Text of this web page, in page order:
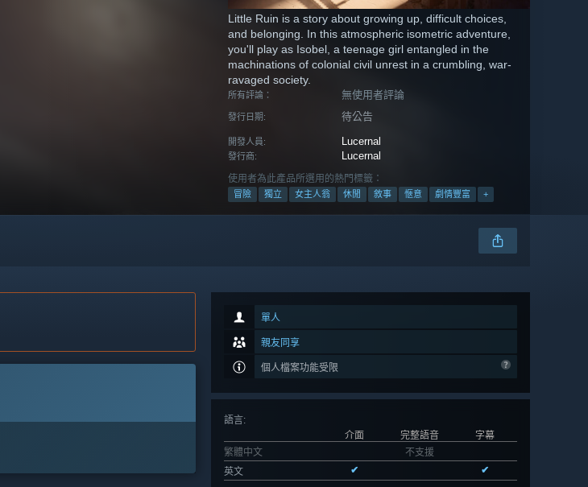
Little Ruin is a story about growing up, difficult choices,
and belonging. In this atmospheric isometric adventure,
you'll play as Isobel, a teenage girl entangled in the
machinations of colonial civil unrest in a crumbling, war-
ravaged society.
所有評論： 無使用者評論
發行日期: 待公告
開發人員: Lucernal
發行商: Lucernal
使用者為此產品所選用的熱門標籤：
冒險 獨立 女主人翁 休閒 敘事 愜意 劇情豐富 +
單人
親友同享
個人檔案功能受限
語言:
介面
完整語音
字幕
繁體中文
不支援
英文
✔ ✔